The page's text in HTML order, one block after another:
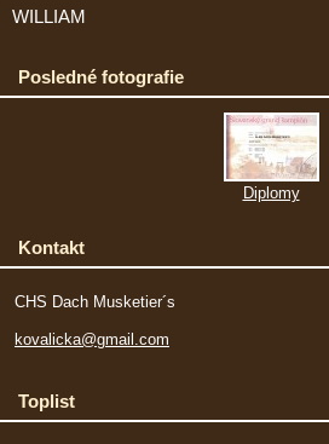
WILLIAM
Posledné fotografie
Diplomy
Kontakt
CHS Dach Musketier´s
kovalicka@gmail.com
Toplist